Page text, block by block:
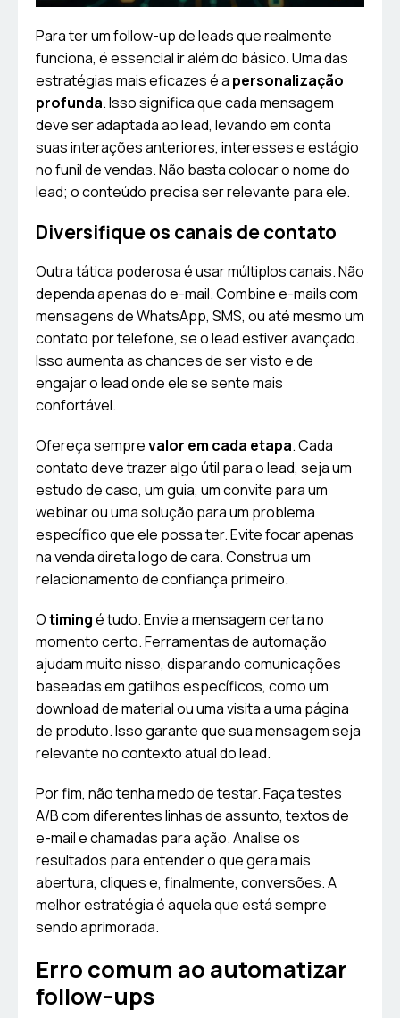
Para ter um follow-up de leads que realmente
funciona, é essencial ir além do básico. Uma das
estratégias mais eficazes é a personalização
profunda. Isso significa que cada mensagem
deve ser adaptada ao lead, levando em conta
suas interações anteriores, interesses e estágio
no funil de vendas. Não basta colocar o nome do
lead; o conteúdo precisa ser relevante para ele.
Diversifique os canais de contato
Outra tática poderosa é usar múltiplos canais. Não
dependa apenas do e-mail. Combine e-mails com
mensagens de WhatsApp, SMS, ou até mesmo um
contato por telefone, se o lead estiver avançado.
Isso aumenta as chances de ser visto e de
engajar o lead onde ele se sente mais
confortável.
Ofereça semprevalor em cada etapa. Cada
contato deve trazer algo útil para o lead, seja um
estudo de caso, um guia, um convite para um
webinar ou uma solução para um problema
específico que ele possa ter. Evite focar apenas
na venda direta logo de cara. Construa um
relacionamento de confiança primeiro.
Otimingé tudo. Envie a mensagem certa no
momento certo. Ferramentas de automação
ajudam muito nisso, disparando comunicações
baseadas em gatilhos específicos, como um
download de material ou uma visita a uma página
de produto. Isso garante que sua mensagem seja
relevante no contexto atual do lead.
Por fim, não tenha medo de testar. Faça testes
A/B com diferentes linhas de assunto, textos de
e-mail e chamadas para ação. Analise os
resultados para entender o que gera mais
abertura, cliques e, finalmente, conversões. A
melhor estratégia é aquela que está sempre
sendo aprimorada.
Erro comum ao automatizar
follow-ups